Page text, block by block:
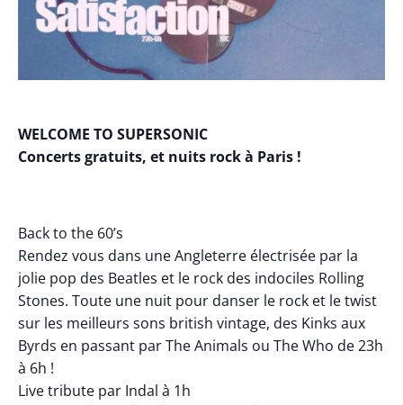
WELCOME TO SUPERSONIC
Concerts gratuits, et nuits rock à Paris !
Back to the 60’s
Rendez vous dans une Angleterre électrisée par la
jolie pop des Beatles et le rock des indociles Rolling
Stones. Toute une nuit pour danser le rock et le twist
sur les meilleurs sons british vintage, des Kinks aux
Byrds en passant par The Animals ou The Who de 23h
à 6h !
Live tribute par Indal à 1h